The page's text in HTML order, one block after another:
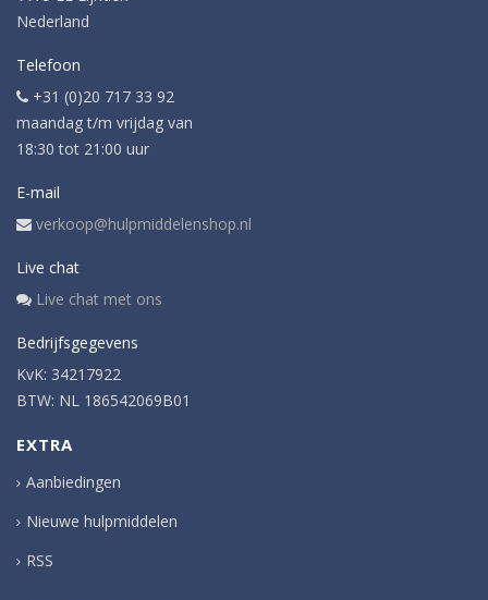
Nederland
Telefoon
+31 (0)20 717 33 92
maandag t/m vrijdag van
18:30 tot 21:00 uur
E-mail
verkoop@hulpmiddelenshop.nl
Live chat
Live chat met ons
Bedrijfsgegevens
KvK: 34217922
BTW: NL 186542069B01
EXTRA
Aanbiedingen
Nieuwe hulpmiddelen
RSS